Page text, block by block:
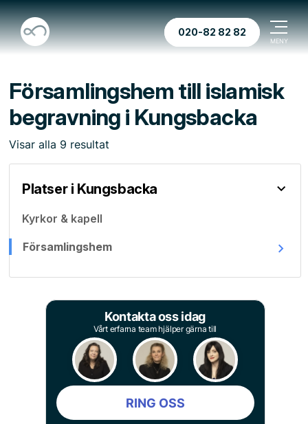
020-82 82 82
Församlingshem till islamisk
begravning i Kungsbacka
Visar alla 9 resultat
Platser i Kungsbacka
Kyrkor & kapell
Församlingshem
Kontakta oss idag
Vårt erfarna team hjälper gärna till
RING OSS